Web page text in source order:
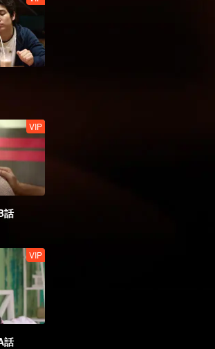
VIP
話
VIP
話